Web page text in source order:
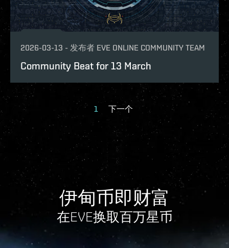
2026-03-13 - 发布者 EVE ONLINE COMMUNITY TEAM
Community Beat for 13 March
1 下一个
伊甸币即财富
在EVE换取百万星币